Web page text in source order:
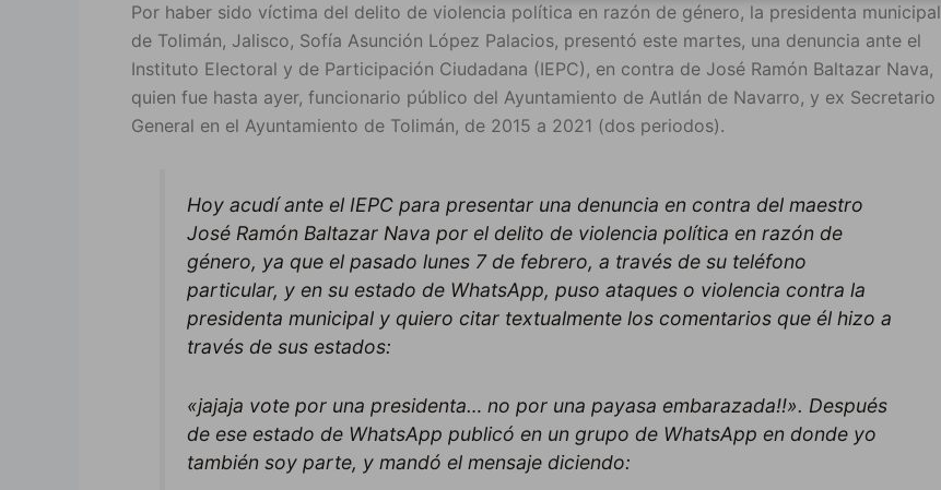
Por haber sido víctima del delito de violencia política en razón de género, la presidenta municipal
de Tolimán, Jalisco, Sofía Asunción López Palacios, presentó este martes, una denuncia ante el
Instituto Electoral y de Participación Ciudadana (IEPC), en contra de José Ramón Baltazar Nava,
quien fue hasta ayer, funcionario público del Ayuntamiento de Autlán de Navarro, y ex Secretario
General en el Ayuntamiento de Tolimán, de 2015 a 2021 (dos periodos).
Hoy acudí ante el IEPC para presentar una denuncia en contra del maestro
José Ramón Baltazar Nava por el delito de violencia política en razón de
género, ya que el pasado lunes 7 de febrero, a través de su teléfono
particular, y en su estado de WhatsApp, puso ataques o violencia contra la
presidenta municipal y quiero citar textualmente los comentarios que él hizo a
través de sus estados:
«jajaja vote por una presidenta… no por una payasa embarazada!!». Después
de ese estado de WhatsApp publicó en un grupo de WhatsApp en donde yo
también soy parte, y mandó el mensaje diciendo: